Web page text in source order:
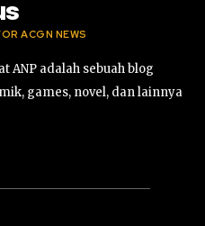
ACGN NEWS
ANP adalah sebuah blog
games, novel, dan lainnya